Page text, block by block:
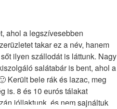
ahol a legszívesebben
takar ez a név, hanem
ilyen szállodát is láttunk. Nagy
salátabár is bent, ahol a
Került bele rák és lazac, meg
is. 8 és 10 eurós tálakat
jóllaktunk, és nem sajnáltuk